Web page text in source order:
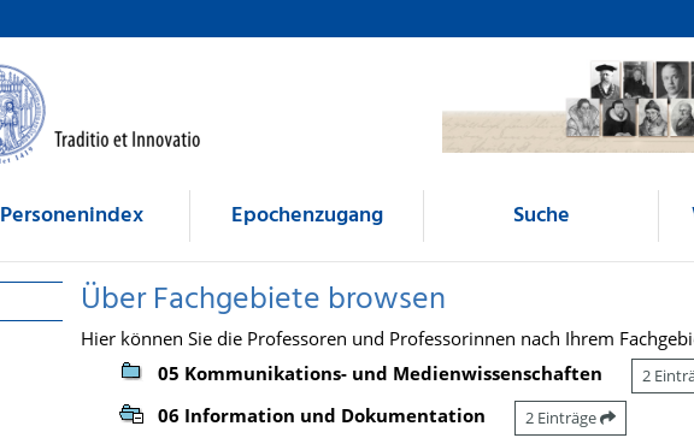
Personenindex Epochenzugang Suche
Über Fachgebiete browsen
Hier können Sie die Professoren und Professorinnen nach Ihrem
05 Kommunikations- und Medienwissenschaften
2
06 Information und Dokumentation 2 Einträge